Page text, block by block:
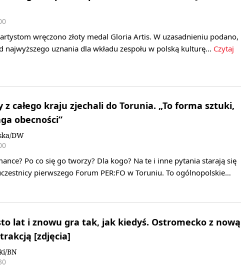
wręczono złoty medal Gloria Artis. W uzasadnieniu podano,
najwyższego uznania dla wkładu zespołu w polską kulturę… Czytaj
z całego kraju zjechali do Torunia. „To forma sztuki,
obecności”
DW
Po co się go tworzy? Dla kogo? Na te i inne pytania starają się
pierwszego Forum PER:FO w Toruniu. To ogólnopolskie…
lat i znowu gra tak, jak kiedyś. Ostromecko z nową
[zdjęcia]
BN